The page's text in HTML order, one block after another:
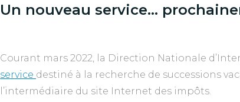
Un nouveau service…
Courant mars 2022, la Direction Nationale
service destiné à la recherche de successions
l’intermédiaire du site Internet des impôts.